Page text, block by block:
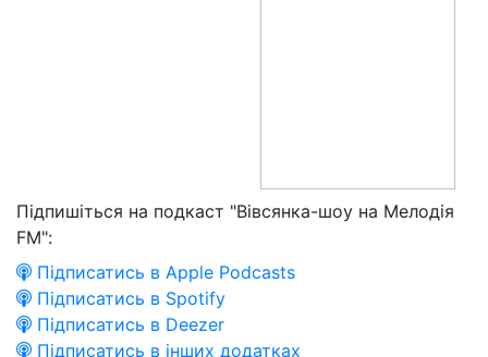
Підпишіться на подкаст "Вівсянка-шоу на Мелодія
FM":
Підписатись в Apple Podcasts
Підписатись в Spotify
Підписатись в Deezer
Підписатись в інших додатках